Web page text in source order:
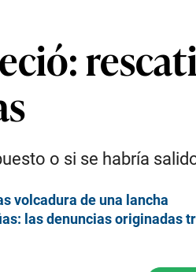
o si se habría
volcadura de una lancha
las denuncias originadas